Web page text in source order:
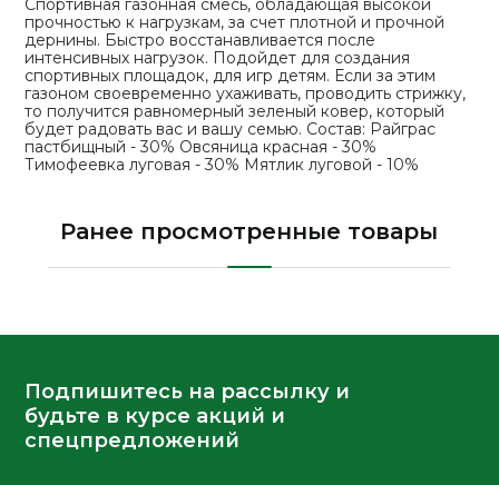
Спортивная газонная смесь, обладающая высокой
прочностью к нагрузкам, за счет плотной и прочной
дернины. Быстро восстанавливается после
интенсивных нагрузок. Подойдет для создания
спортивных площадок, для игр детям. Если за этим
газоном своевременно ухаживать, проводить стрижку,
то получится равномерный зеленый ковер, который
будет радовать вас и вашу семью. Состав: Райграс
пастбищный - 30% Овсяница красная - 30%
Тимофеевка луговая - 30% Мятлик луговой - 10%
Ранее просмотренные товары
Подпишитесь на рассылку и
будьте в курсе акций и
спецпредложений